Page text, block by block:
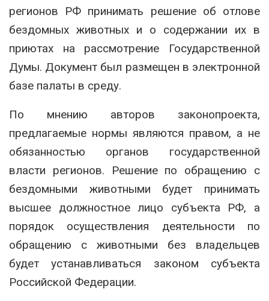
регионов РФ принимать решение об отлове
бездомных животных и о содержании их в
приютах на рассмотрение Государственной
Думы. Документ был размещен в электронной
базе палаты в среду.
По мнению авторов законопроекта,
предлагаемые нормы являются правом, а не
обязанностью органов государственной
власти регионов. Решение по обращению с
бездомными животными будет принимать
высшее должностное лицо субъекта РФ, а
порядок осуществления деятельности по
обращению с животными без владельцев
будет устанавливаться законом субъекта
Российской Федерации.